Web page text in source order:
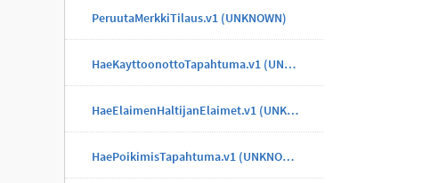
PeruutaMerkkiTilaus.v1 (UNKNOWN)
HaeKayttoonottoTapahtuma.v1 (UNKNOWN)
HaeElaimenHaltijanElaimet.v1 (UNKNOWN)
HaePoikimisTapahtuma.v1 (UNKNOWN)